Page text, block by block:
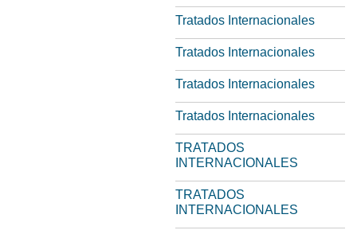
Tratados Internacionales
Tratados Internacionales
Tratados Internacionales
Tratados Internacionales
TRATADOS
INTERNACIONALES
TRATADOS
INTERNACIONALES